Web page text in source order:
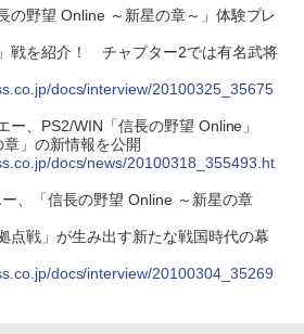
の野望 Online ～新星の章～」体験プレ
戦を紹介！ チャプター2では有名武将
docs/interview/20100325_35675
ー、PS2/WIN「信長の野望 Online」
」の新情報を公開
docs/news/20100318_355493.ht
、「信長の野望 Online ～新星の章
点戦」が生み出す新たな戦国時代の幕
docs/interview/20100304_35269